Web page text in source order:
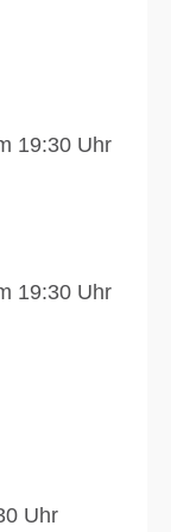
19:30 Uhr
19:30 Uhr
Uhr